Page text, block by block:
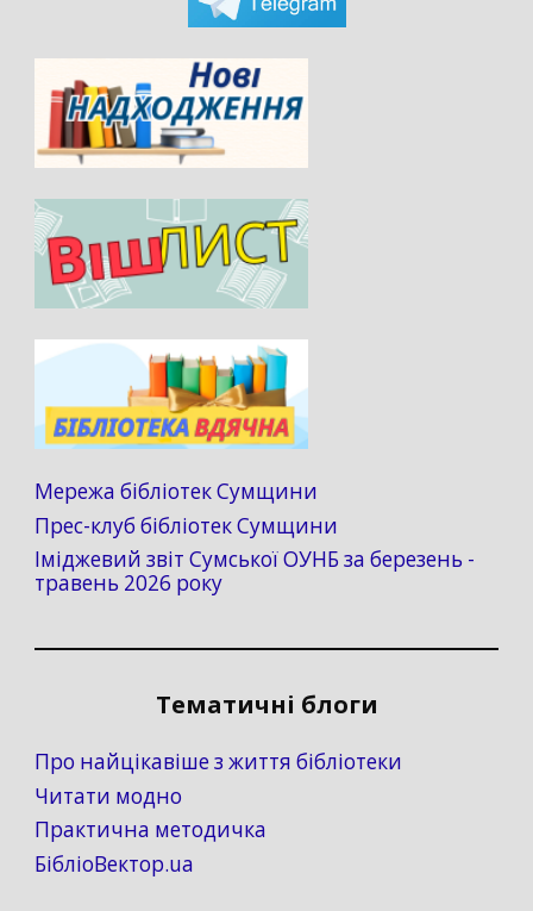
Мережа бібліотек Сумщини
Прес-клуб бібліотек Сумщини
Іміджевий звіт Сумської ОУНБ за березень -
травень 2026 року
Тематичні блоги
Про найцікавіше з життя бібліотеки
Читати модно
Практична методичка
БібліоВектор.ua